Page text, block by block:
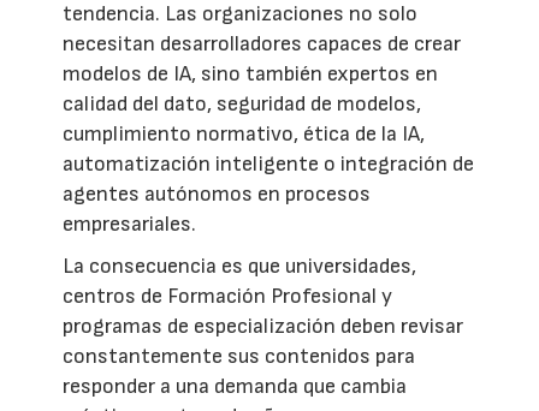
tendencia. Las organizaciones no solo
necesitan desarrolladores capaces de crear
modelos de IA, sino también expertos en
calidad del dato, seguridad de modelos,
cumplimiento normativo, ética de la IA,
automatización inteligente o integración de
agentes autónomos en procesos
empresariales.
La consecuencia es que universidades,
centros de Formación Profesional y
programas de especialización deben revisar
constantemente sus contenidos para
responder a una demanda que cambia